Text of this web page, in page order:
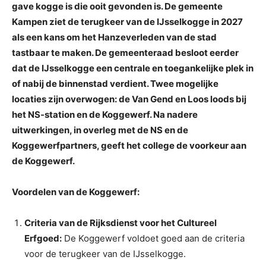
gave kogge is die ooit gevonden is. De gemeente
Kampen ziet de terugkeer van de IJsselkogge in 2027
als een kans om het Hanzeverleden van de stad
tastbaar te maken. De gemeenteraad besloot eerder
dat de IJsselkogge een centrale en toegankelijke plek in
of nabij de binnenstad verdient. Twee mogelijke
locaties zijn overwogen: de Van Gend en Loos loods bij
het NS-station en de Koggewerf. Na nadere
uitwerkingen, in overleg met de NS en de
Koggewerfpartners, geeft het college de voorkeur aan
de Koggewerf.
Voordelen van de Koggewerf:
Criteria van de Rijksdienst voor het Cultureel
Erfgoed: De Koggewerf voldoet goed aan de criteria
voor de terugkeer van de IJsselkogge.